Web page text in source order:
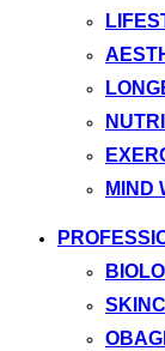
MIND